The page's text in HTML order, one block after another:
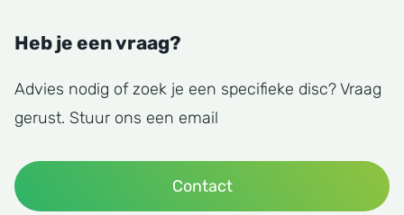
Heb je een vraag?
Advies nodig of zoek je een specifieke disc? Vraag
gerust. Stuur ons een email
Contact